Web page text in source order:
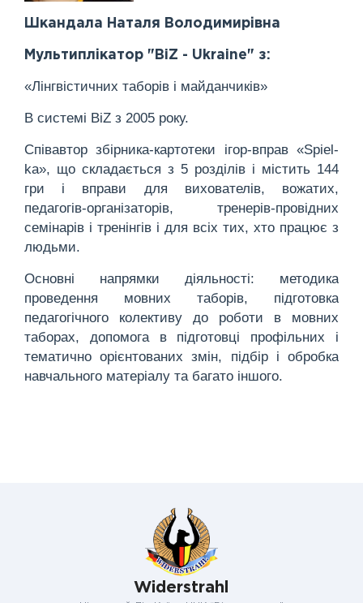
Шкандала Наталя Володимирівна
Мультиплікатор "BiZ - Ukraine" з:
«Лінгвістичних таборів і майданчиків»
В системі BiZ з 2005 року.
Співавтор збірника-картотеки ігор-вправ «Spiel-
ka», що складається з 5 розділів і містить 144
гри і вправи для вихователів, вожатих,
педагогів-організаторів, тренерів-провідних
семінарів і тренінгів і для всіх тих, хто працює з
людьми.
Основні напрямки діяльності: методика
проведення мовних таборів, підготовка
педагогічного колективу до роботи в мовних
таборах, допомога в підготовці профільних і
тематично орієнтованих змін, підбір і обробка
навчального матеріалу та багато іншого.
Widerstrahl